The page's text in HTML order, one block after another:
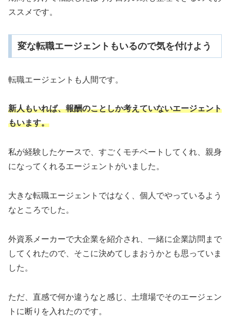
ススメです。
変な転職エージェントもいるので気を付けよう
転職エージェントも人間です。
新人もいれば、報酬のことしか考えていないエージェント
もいます。
私が経験したケースで、すごくモチベートしてくれ、親身
になってくれるエージェントがいました。
大きな転職エージェントではなく、個人でやっているよう
なところでした。
外資系メーカーで大企業を紹介され、一緒に企業訪問まで
してくれたので、そこに決めてしまおうかとも思っていま
した。
ただ、直感で何か違うなと感じ、土壇場でそのエージェン
トに断りを入れたのです。